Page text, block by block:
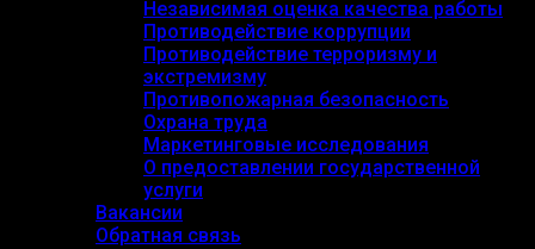
Независимая оценка качества работы
Противодействие коррупции
Противодействие терроризму и
экстремизму
Противопожарная безопасность
Охрана труда
Маркетинговые исследования
О предоставлении государственной
услуги
Вакансии
Обратная связь